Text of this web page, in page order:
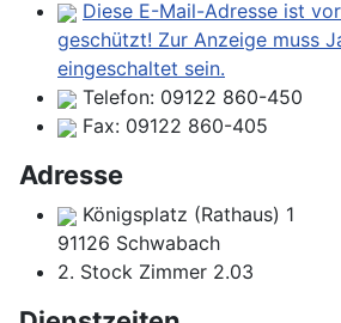
Diese E-Mail-Adresse ist
geschützt! Zur Anzeige muss
eingeschaltet sein.
Telefon: 09122 860-450
Fax: 09122 860-405
Adresse
Königsplatz (Rathaus) 1
91126 Schwabach
2. Stock Zimmer 2.03